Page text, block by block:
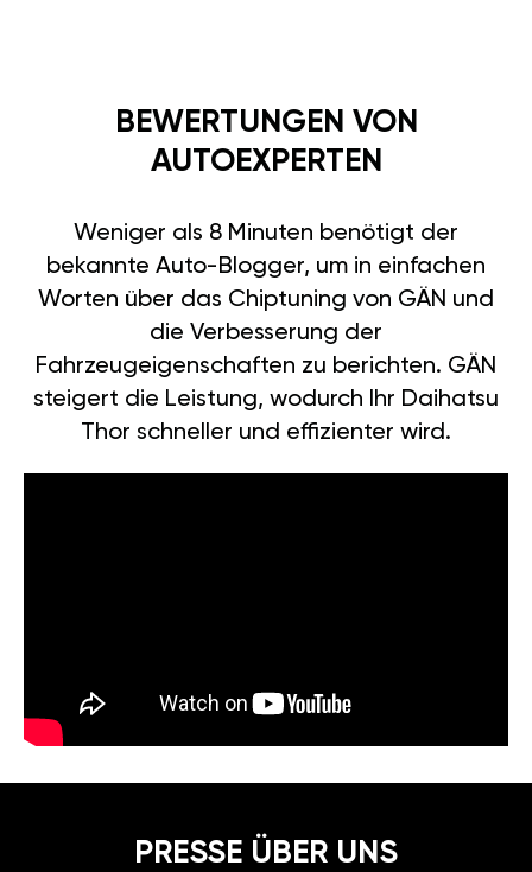
BEWERTUNGEN VON
AUTOEXPERTEN
Weniger als 8 Minuten benötigt der
bekannte Auto-Blogger, um in einfachen
Worten über das Chiptuning von GÄN und
die Verbesserung der
Fahrzeugeigenschaften zu berichten. GÄN
steigert die Leistung, wodurch Ihr Daihatsu
Thor schneller und effizienter wird.
PRESSE ÜBER UNS